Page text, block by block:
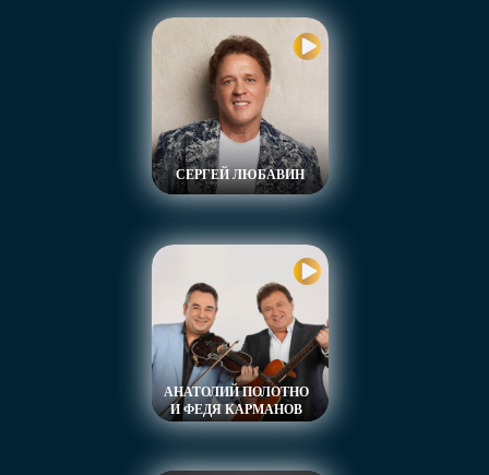
АНАТОЛИЙ ПОЛОТНО
И ФЕДЯ КАРМАНОВ
СЕРГЕЙ ЛЮБАВИН
Целую неделю вы будете наслаждаться
встречами с артистами «Радио Шансон»,
многочасовыми концертами и любимыми
песнями.
26 октября. Концерт звёзд шансона.
27 октября. Концерт звёзд шансона.
28 октября. Концерт звёзд шансона.
29 октября. Гала-концерт. Закрытие